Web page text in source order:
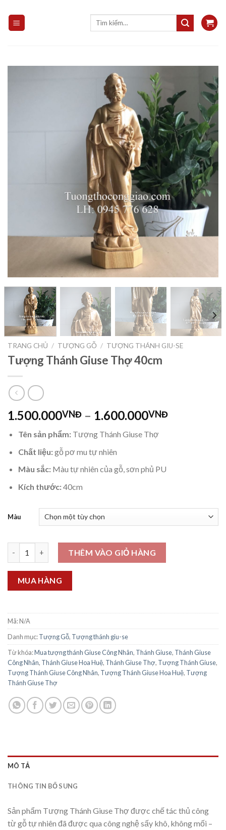
content
Tìm
TRANG CHỦ / TƯỢNG GỖ / TƯỢNG THÁNH GIU-SE
Tượng Thánh Giuse Thợ 40cm
1.500.000VNĐ – 1.600.000VNĐ
Tên sản phẩm:Tượng Thánh Giuse Thợ
Chất liệu:gỗ pơ mu tự nhiên
Màu sắc:Màu tự nhiên của gỗ, sơn phủ PU
Kích thước:40cm
Màu
Tượng Thánh Giuse Thợ 40cm số lượng
THÊM VÀO GIỎ HÀNG
MUA HÀNG
Mã:N/A
Danh mục:Tượng Gỗ, Tượng thánh giu-se
Từ khóa:Mua tượng thánh Giuse Công Nhân, Thánh Giuse, Thánh Giuse
Công Nhân, Thánh Giuse Hoa Huệ, Thánh Giuse Thợ, Tượng Thánh Giuse,
Tượng Thánh Giuse Công Nhân, Tượng Thánh Giuse Hoa Huệ, Tượng
Thánh Giuse Thợ
MÔ TẢ
THÔNG TIN BỔ SUNG
Sản phẩm Tượng Thánh Giuse Thợ được chế tác thủ công
từ gỗ tự nhiên đã được qua công nghệ sấy khô, không mối –